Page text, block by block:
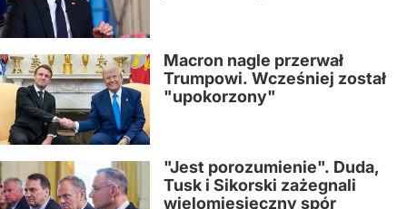
Macron nagle przerwał
Trumpowi. Wcześniej został
"upokorzony"
"Jest porozumienie". Duda,
Tusk i Sikorski zażegnali
wielomiesięczny spór